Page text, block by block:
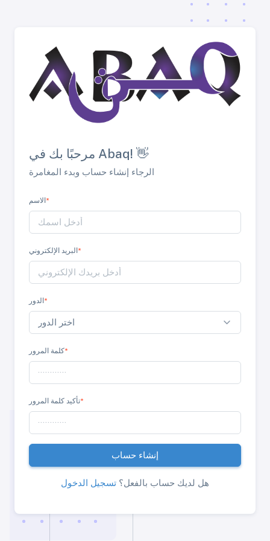
مرحبًا بك في Abaq! 👋
الرجاء إنشاء حساب وبدء المغامرة
الاسم *
البريد الإلكتروني *
الدور *
كلمة المرور*
تأكيد كلمة المرور*
إنشاء حساب
هل لديك حساب بالفعل؟ تسجيل الدخول